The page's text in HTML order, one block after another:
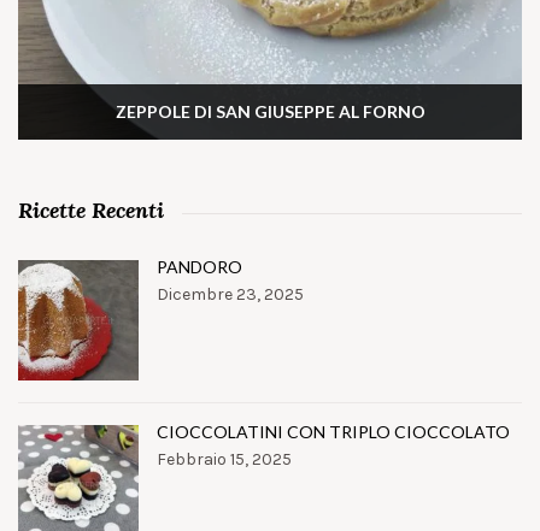
ZEPPOLE DI SAN GIUSEPPE AL FORNO
Ricette Recenti
PANDORO
Dicembre 23, 2025
CIOCCOLATINI CON TRIPLO CIOCCOLATO
Febbraio 15, 2025